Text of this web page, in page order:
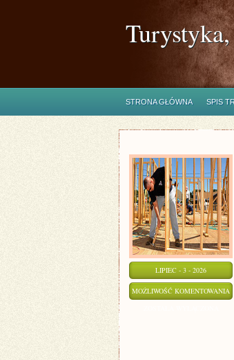
STRONA GŁÓWNA SPIS
LIPIEC - 3 - 2026
MOŻLIWOŚĆ KOMENTOWANIA